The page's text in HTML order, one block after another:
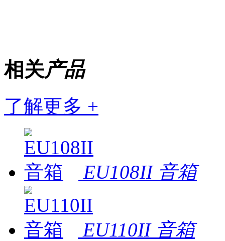
相关产品
了解更多 +
EU108II 音箱
EU110II 音箱